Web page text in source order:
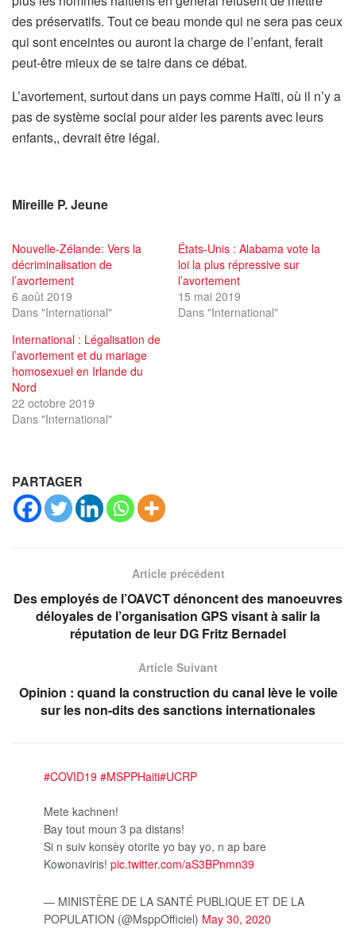
des préservatifs. Tout ce beau monde qui ne sera pas ceux
qui sont enceintes ou auront la charge de l’enfant, ferait
peut-être mieux de se taire dans ce débat.
L’avortement, surtout dans un pays comme Haïti, où il n’y a
pas de système social pour aider les parents avec leurs
enfants,, devrait être légal.
Mireille P. Jeune
Nouvelle-Zélande: Vers la
décriminalisation de
l’avortement
6 août 2019
Dans "International"
États-Unis : Alabama vote la
loi la plus répressive sur
l’avortement
15 mai 2019
Dans "International"
International : Légalisation de
l’avortement et du mariage
homosexuel en Irlande du
Nord
22 octobre 2019
Dans "International"
PARTAGER
Article précédent
Des employés de l’OAVCT dénoncent des manoeuvres
déloyales de l’organisation GPS visant à salir la
réputation de leur DG Fritz Bernadel
Article Suivant
Opinion : quand la construction du canal lève le voile
sur les non-dits des sanctions internationales
#COVID19 #MSPPHaiti#UCRP
Mete kachnen!
Bay tout moun 3 pa distans!
Si n suiv konsèy otorite yo bay yo, n ap bare
Kowonaviris! pic.twitter.com/aS3BPnmn39
— MINISTÈRE DE LA SANTÉ PUBLIQUE ET DE LA
POPULATION (@MsppOfficiel) May 30, 2020